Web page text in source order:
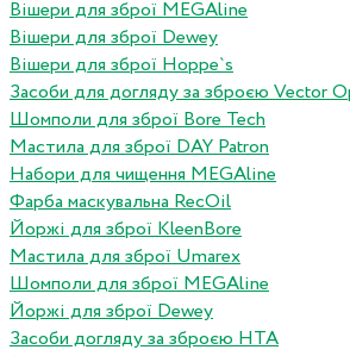
Вішери для зброї MEGAline
Вішери для зброї Dewey
Вішери для зброї Hoppe`s
Засоби для догляду за зброєю Vector
Шомполи для зброї Bore Tech
Мастила для зброї DAY Patron
Набори для чищення MEGAline
Фарба маскувальна RecOil
Йоржі для зброї KleenBore
Мастила для зброї Umarex
Шомполи для зброї MEGAline
Йоржі для зброї Dewey
Засоби догляду за зброєю HTA